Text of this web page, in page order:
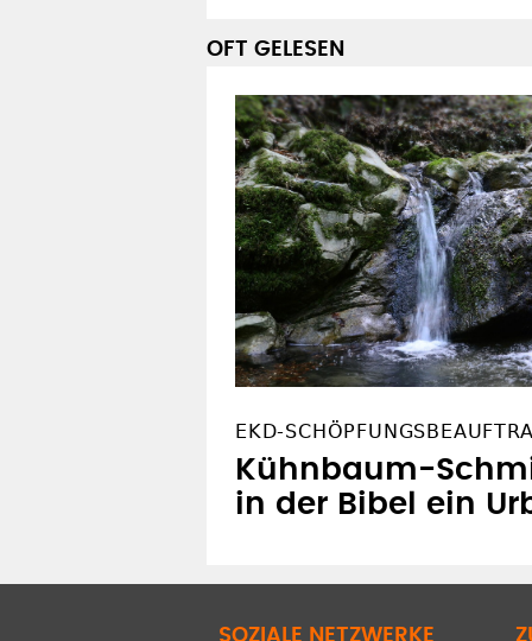
OFT GELESEN
EKD-
Kühnbaum-
in der Bibel ein
SOZIALE NETZWERKE